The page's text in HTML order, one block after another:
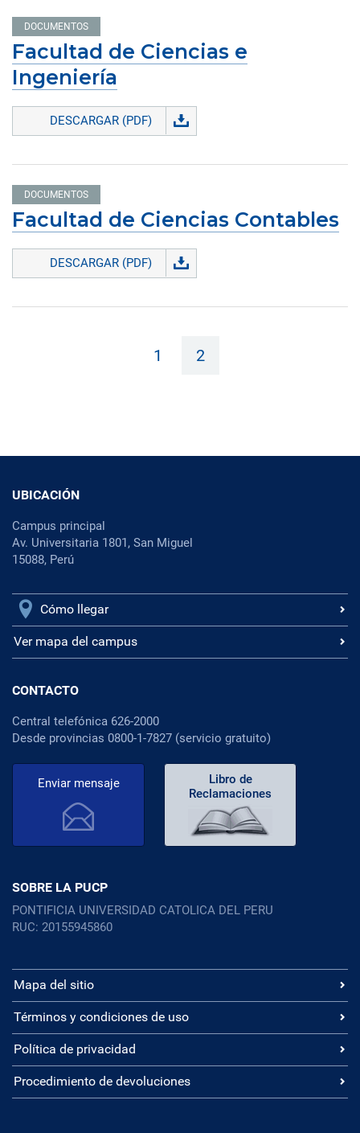
DOCUMENTOS
Facultad de Ciencias e
Ingeniería
DESCARGAR (PDF)
DOCUMENTOS
Facultad de Ciencias Contables
DESCARGAR (PDF)
1 2
UBICACIÓN
Campus principal
Av. Universitaria 1801, San Miguel
15088, Perú
Cómo llegar
Ver mapa del campus
CONTACTO
Central telefónica 626-2000
Desde provincias 0800-1-7827 (servicio gratuito)
Enviar mensaje
Libro de
Reclamaciones
SOBRE LA PUCP
PONTIFICIA UNIVERSIDAD CATOLICA DEL PERU
RUC: 20155945860
Mapa del sitio
Términos y condiciones de uso
Política de privacidad
Procedimiento de devoluciones